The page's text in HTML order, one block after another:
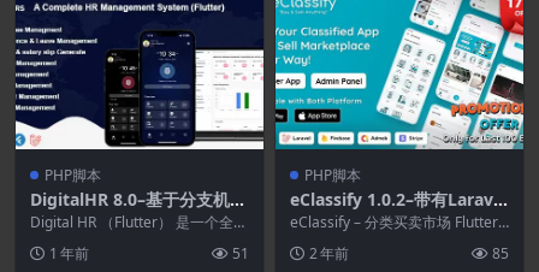
PHP脚本
DigitalHR 8.0–基于分支机构
的多租户HR.HRM和HRMS应
用程序
Digital HR （Flutter） 是一个全面
1 年前 51
PHP脚本
eClassify 1.0.2–带有Laravel
管理面板的分类买卖市场Flut
ter应用程序
eClassify – 分类买卖市场 Flutter
2 年前 85